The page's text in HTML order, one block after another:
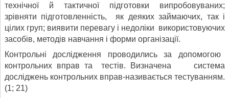
технічної й тактичної підготовки випробовуваних;
зрівняти підготовленність, як деяких займаючих, так і
цілих груп; виявити перевагу і недоліки використовуючих
засобів, методів навчання і форми організації.
Контрольні дослідження проводились за допомогою
контрольних вправ та тестів. Визначена система
досліджень контрольних вправ-називається тестуванням.
(1; 21)